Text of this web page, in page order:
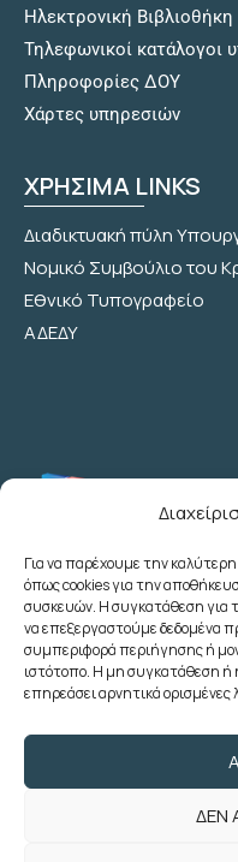
Για να παρέχουμε την
όπως cookies για την
συσκευών. Η συγκατάθεση για
να επεξεργαστούμε δεδομένα
συμπεριφορά περιήγησης ή
ιστότοπο. Η μη συγκατάθεση ή
επηρεάσει αρνητικά ορισμένες
ΔΕΝ
Hλεκτρονική Βιβλιοθήκη
Τηλεφωνικοί κατάλογοι
Πληροφορίες ΔΟΥ
Χάρτες υπηρεσιών
ΧΡΗΣΙΜΑ LINKS
Διαδικτυακή πύλη
Νομικό Συμβούλιο του
Εθνικό Τυπογραφείο
ΑΔΕΔΥ
Λεωχάρους 2 - 6ος
(+30) 210 3622707
(+30) 2103633260
(+30) 2103622783
foroepi@poedoy.gr